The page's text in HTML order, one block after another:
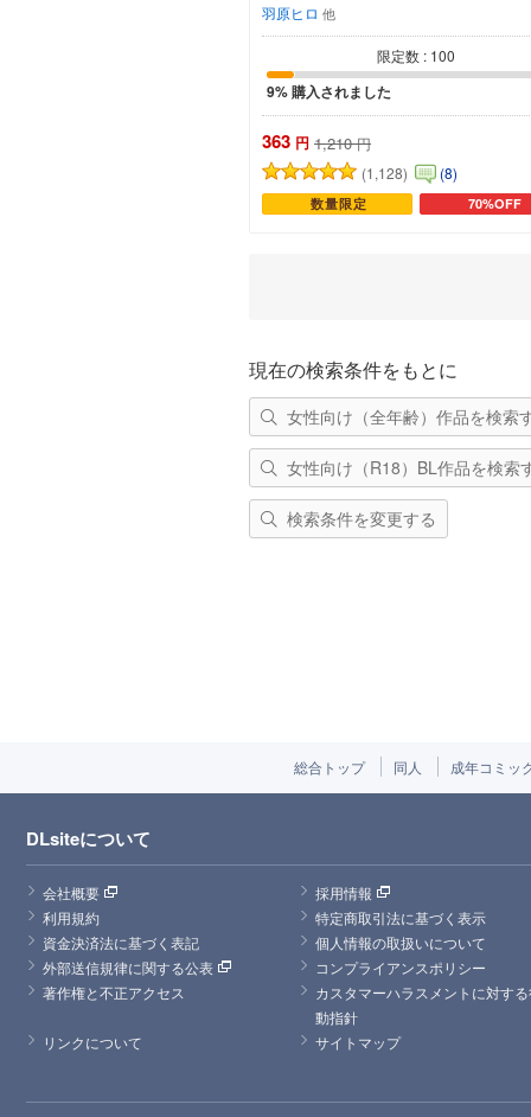
羽原ヒロ
限定数 : 100
9% 購入されました
363 円 1,210 円
(1,128)
(8)
数量限定 70%OFF
カートに追加
現在の検索条件をもとに
女性向け（全年齢）作品を検索
女性向け（R18）BL作品を検索
検索条件を変更する
総合トップ 同人 成年コミッ
DLsiteについて
会社概要
採用情報
利用規約
特定商取引法に基づく表示
資金決済法に基づく表記
個人情報の取扱いについて
外部送信規律に関する公表
コンプライアンスポリシー
著作権と不正アクセス
カスタマーハラスメントに対す
動指針
リンクについて
サイトマップ